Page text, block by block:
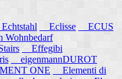
Eclisse
ECUS
Effegibi
eigenmannDUROT
ONE
Elementi di